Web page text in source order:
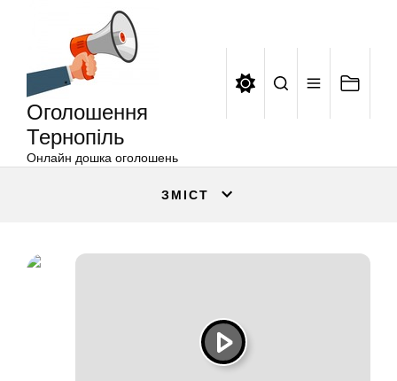
Оголошення
Тернопіль
Онлайн дошка оголошень
ЗМІСТ